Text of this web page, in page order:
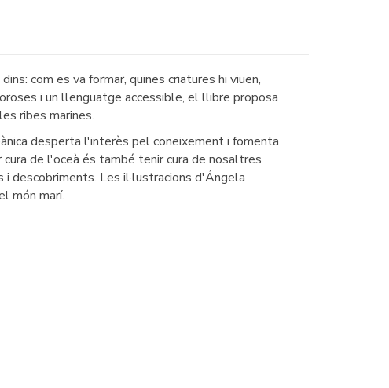
com es va formar, quines criatures hi viuen,
i un llenguatge accessible, el llibre proposa
ribes marines.
desperta l'interès pel coneixement i fomenta
de l'oceà és també tenir cura de nosaltres
descobriments. Les il·lustracions d'Ángela
món marí.